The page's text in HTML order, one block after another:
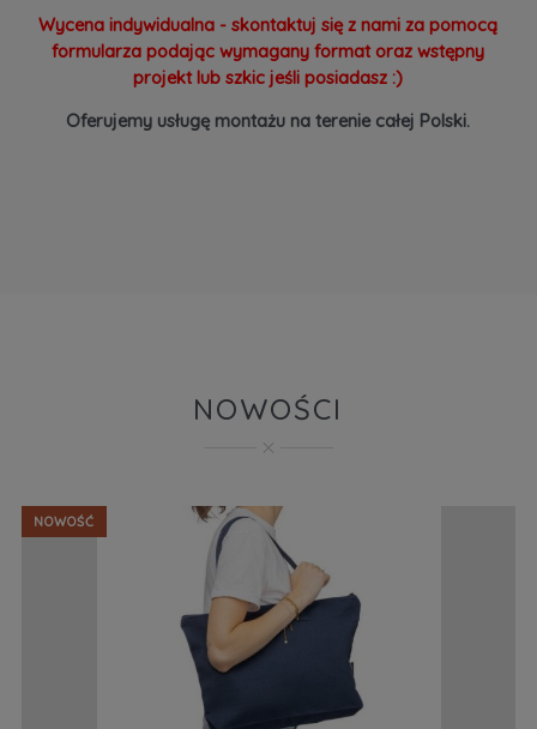
Wycena indywidualna - skontaktuj się z nami za pomocą
formularza podając wymagany format oraz wstępny
projekt lub szkic jeśli posiadasz :)
Oferujemy usługę montażu na terenie całej Polski.
NOWOŚCI
NOWOŚĆ